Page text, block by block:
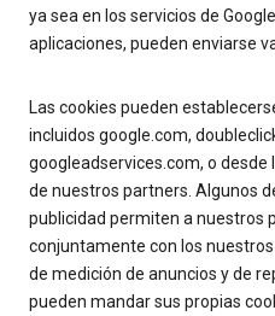
ya sea en los servicios de
aplicaciones, pueden enviarse
Las cookies pueden
incluidos google.com,
googleadservices.com, o desde
de nuestros partners. Algunos
publicidad permiten a nuestros
conjuntamente con los
de medición de anuncios y de
pueden mandar sus propias